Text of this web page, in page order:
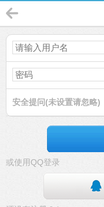
安全提问(未设置请忽略)
或使用QQ登录